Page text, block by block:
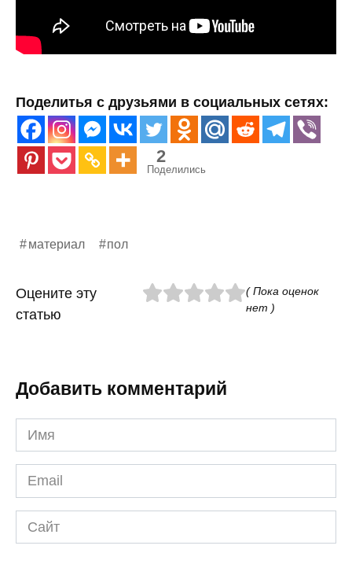
Поделитья с друзьями в социальных сетях:
2
Поделились
материал пол
Оцените эту
статью
( Пока оценок
нет )
Добавить комментарий
Имя
*
Email
*
Сайт